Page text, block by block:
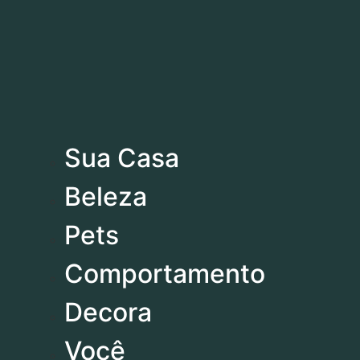
Sua Casa
Beleza
Pets
Comportamento
Decora
Você
Sua Casa
Beleza
Pets
Comportamento
Decora
Você
Política